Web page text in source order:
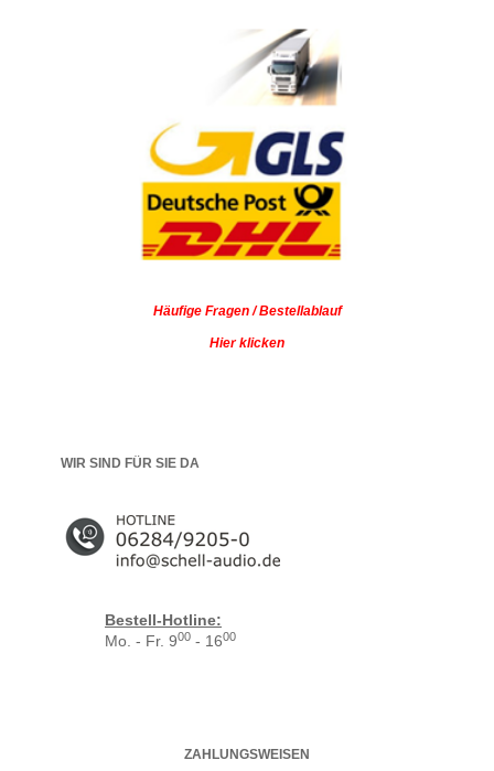
Häufige Fragen / Bestellablauf
Hier klicken
WIR SIND FÜR SIE DA
Bestell-Hotline:
Mo. - Fr. 900 - 1600
ZAHLUNGSWEISEN